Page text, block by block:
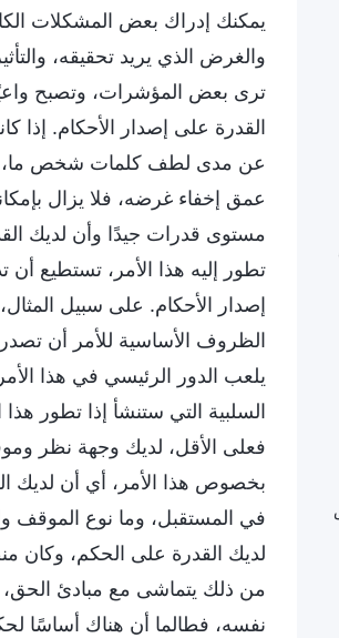
يمكنك إدراك بعض المشكلات
والغرض الذي يريد تحقيقه،
ترى بعض المؤشرات، وتصبح
القدرة على إصدار الأحكام.
عن مدى لطف كلمات شخص ما، أو
عمق إخفاء غرضه، فلا يزال
مستوى قدرات جيدًا وأن لديك
تطور إليه هذا الأمر، تستطيع
إصدار الأحكام. على سبيل
الظروف الأساسية للأمر أن
يلعب الدور الرئيسي في هذا
السلبية التي ستنشأ إذا تطور
فعلى الأقل، لديك وجهة نظر
بخصوص هذا الأمر، أي أن لديك
في المستقبل، وما نوع الموقف
لديك القدرة على الحكم، وكان
من ذلك يتماشى مع مبادئ الحق،
نفسه، فطالما أن هناك أساسًا